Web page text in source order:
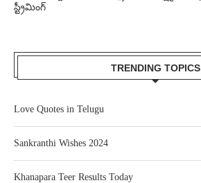
స్ట్రీమింగ్
TRENDING TOPICS
Love Quotes in Telugu
Sankranthi Wishes 2024
Khanapara Teer Results Today